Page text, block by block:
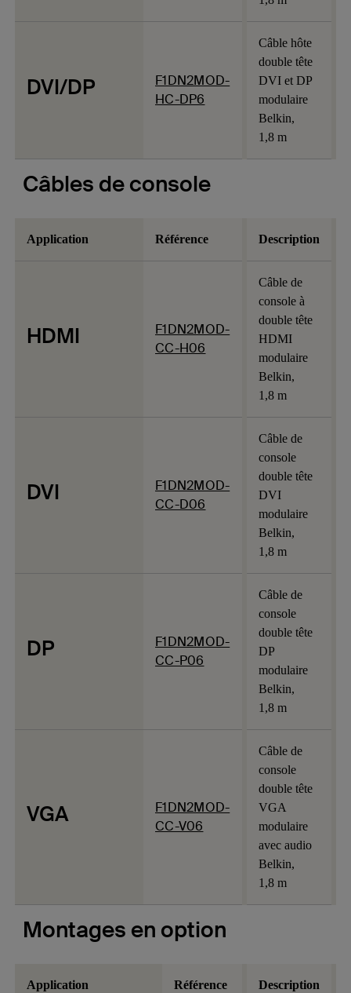
DVI/DP
F1DN2MOD-
HC-DP6
Câble hôte
double tête
DVI et DP
modulaire
Belkin,
1,8 m
Câbles de console
Application Référence Description
HDMI
F1DN2MOD-
CC-H06
Câble de
console à
double tête
HDMI
modulaire
Belkin,
1,8 m
DVI
F1DN2MOD-
CC-D06
Câble de
console
double tête
DVI
modulaire
Belkin,
1,8 m
DP
F1DN2MOD-
CC-P06
Câble de
console
double tête
DP
modulaire
Belkin,
1,8 m
VGA
F1DN2MOD-
CC-V06
Câble de
console
double tête
VGA
modulaire
avec audio
Belkin,
1,8 m
Montages en option
Application Référence Description